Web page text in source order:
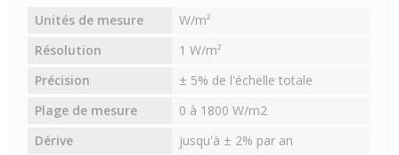
Unités de mesure
W/m²
Résolution
1 W/m²
Précision
± 5% de l'échelle totale
Plage de mesure
0 à 1800 W/m2
Dérive
jusqu'à ± 2% par an